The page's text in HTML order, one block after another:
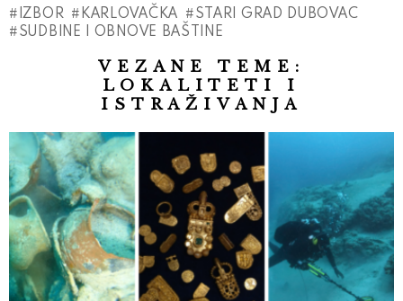
IZBOR KARLOVAČKA
STARI GRAD DUBOVAC
SUDBINE I OBNOVE BAŠTINE
VEZANE TEME:
LOKALITETI I
ISTRAŽIVANJA